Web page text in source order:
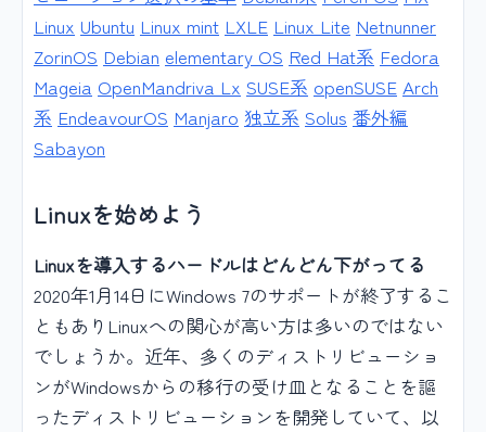
Linux Ubuntu Linux mint LXLE Linux Lite Netnunner
ZorinOS Debian elementary OS Red Hat系 Fedora
Mageia OpenMandriva Lx SUSE系 openSUSE Arch
系 EndeavourOS Manjaro 独立系 Solus 番外編
Sabayon
Linuxを始めよう
Linuxを導入するハードルはどんどん下がってる
2020年1月14日にWindows 7のサポートが終了するこ
ともありLinuxへの関心が高い方は多いのではない
でしょうか。近年、多くのディストリビューショ
ンがWindowsからの移行の受け皿となることを謳
ったディストリビューションを開発していて、以